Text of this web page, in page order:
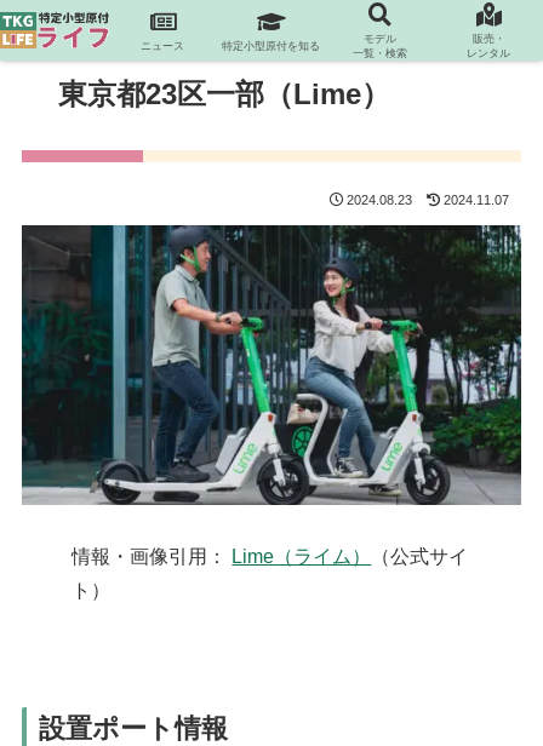
東京都23区一部（Lime）
2024.08.23 2024.11.07
情報・画像引用： Lime（ライム）
（公式サイ
ト）
設置ポート情報
ニュース 特定小型原付を知る
モデル
一覧・検索
販売・
レンタル